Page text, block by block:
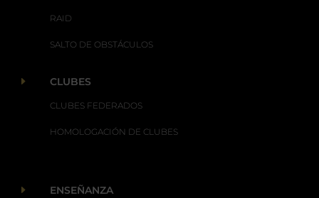
RAID
SALTO DE OBSTÁCULOS
E CLUBES
CLUBES FEDERADOS
HOMOLOGACIÓN DE CLUBES
E ENSEÑANZA